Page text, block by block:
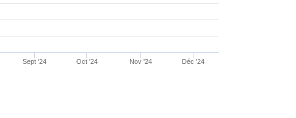
Sept '24 Oct '24 Nov '24 Déc '24